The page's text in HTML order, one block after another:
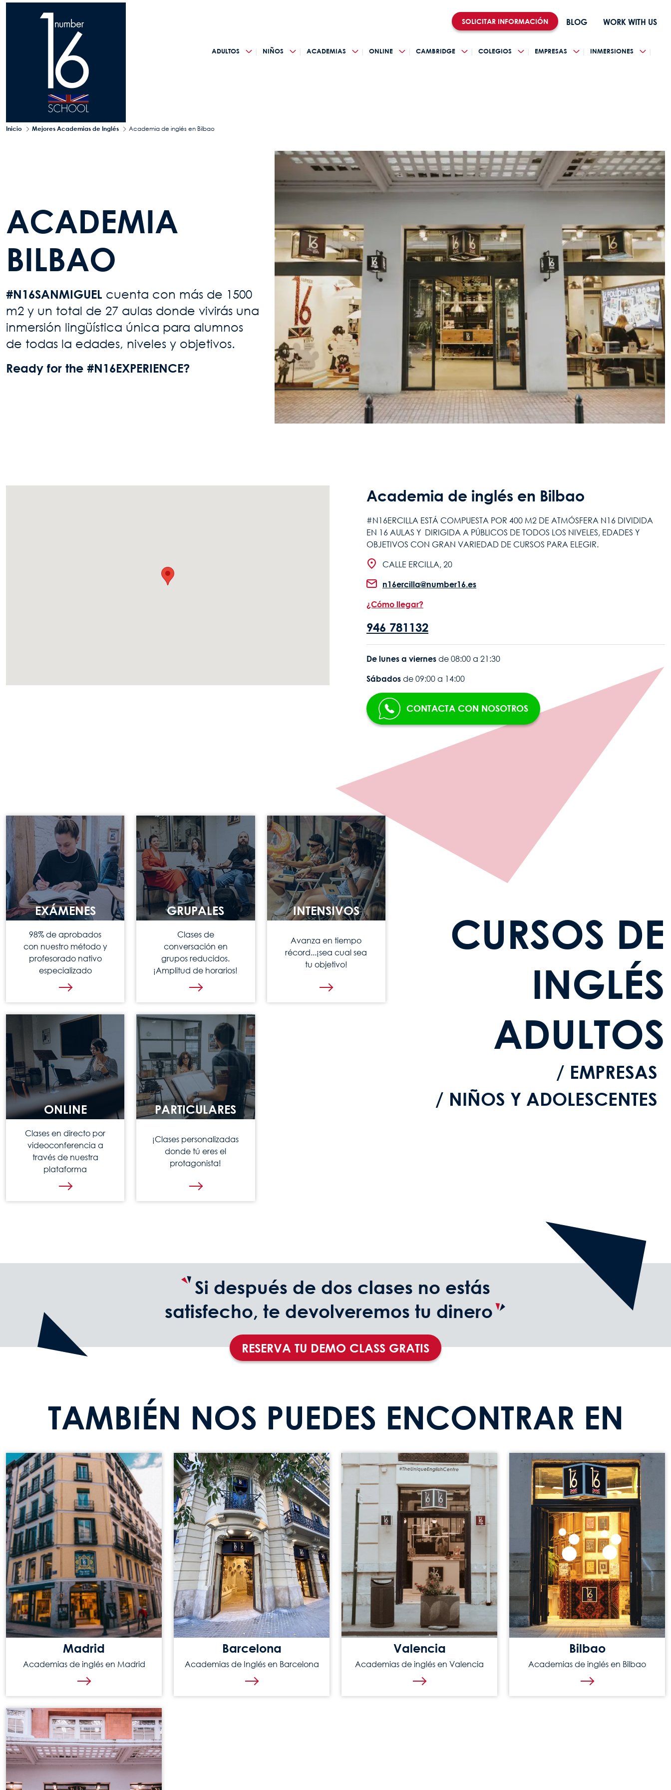
Pasar al contenido principal
SOLICITAR INFORMACIÓN BLOG WORK WITH US
ADULTOS NIÑOS ACADEMIAS ONLINE CAMBRIDGE COLEGIOS EMPRESAS INMERSIONES
Inicio Mejores Academias de Inglés Academia de inglés en Bilbao
ACADEMIA
BILBAO
#N16SANMIGUEL cuenta con más de 1500
m2 y un total de 27 aulas donde vivirás una
inmersión lingüística única para alumnos
de todas la edades, niveles y objetivos.
Ready for the #N16EXPERIENCE?
Academia de inglés en Bilbao
#N16ERCILLA ESTÁ COMPUESTA POR 400 M2 DE ATMÓSFERA N16 DIVIDIDA
EN 16 AULAS Y DIRIGIDA A PÚBLICOS DE TODOS LOS NIVELES, EDADES Y
OBJETIVOS CON GRAN VARIEDAD DE CURSOS PARA ELEGIR.
CALLE ERCILLA, 20
n16ercilla@number16.es
¿Cómo llegar?
946 781132
De lunes a viernes de 08:00 a 21:30
Sábados de 09:00 a 14:00
CONTACTA CON NOSOTROS
EXÁMENES
98% de aprobados
con nuestro método y
profesorado nativo
especializado
GRUPALES
Clases de
conversación en
grupos reducidos.
¡Amplitud de horarios!
INTENSIVOS
Avanza en tiempo
récord...¡sea cual sea
tu objetivo!
ONLINE
Clases en directo por
videoconferencia a
través de nuestra
plataforma
PARTICULARES
¡Clases personalizadas
donde tú eres el
protagonista!
CURSOS DE
INGLÉS
ADULTOS
EMPRESAS
NIÑOS Y ADOLESCENTES
Si después de dos clases no estás
satisfecho, te devolveremos tu dinero
RESERVA TU DEMO CLASS GRATIS
TAMBIÉN NOS PUEDES ENCONTRAR EN
Madrid
Academias de inglés en Madrid
Barcelona
Academias de Inglés en Barcelona
Valencia
Academias de inglés en Valencia
Bilbao
Academias de inglés en Bilbao